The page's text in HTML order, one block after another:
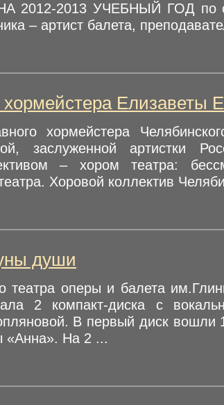
2012-2013 УЧЕБНЫЙ ГОД по
– артист балета,
Елизаветы
хормейстера
заслуженной артистки
– хором театра:
Хоровой коллектив
души
театра оперы и балета
2 компакт-диска с
В первый диск вошли
«Анна». На 2 ...